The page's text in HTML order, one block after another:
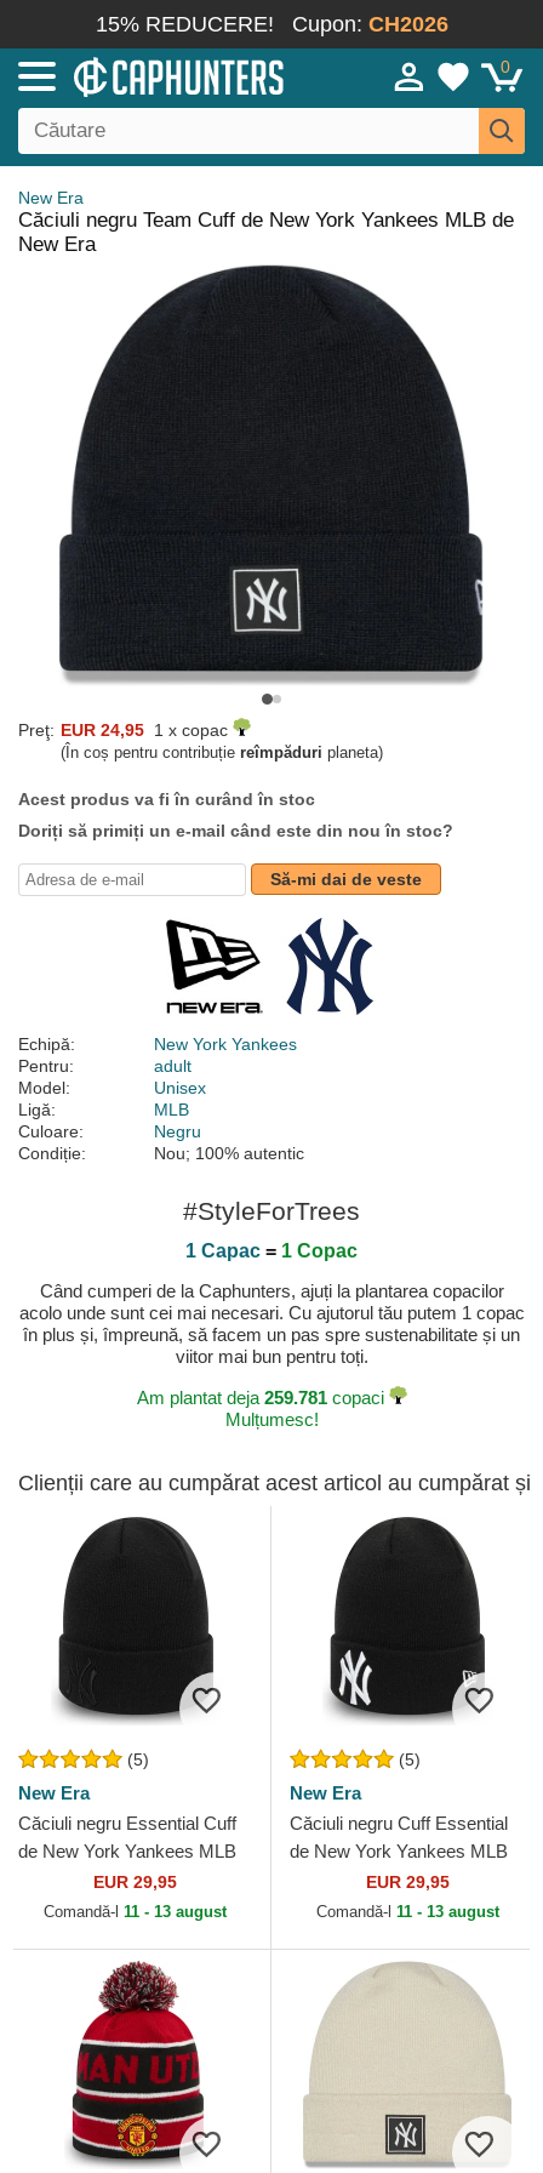
15% REDUCERE! Cupon: CH2026
0
New Era
Căciuli negru Team Cuff de New York Yankees MLB de
New Era
Preţ: EUR 24,95 1 x copac
(În coș pentru contribuție reîmpăduri planeta)
Acest produs va fi în curând în stoc
Doriți să primiți un e-mail când este din nou în stoc?
Să-mi dai de veste
Echipă:
New York Yankees
Pentru:
adult
Model:
Unisex
Ligă:
MLB
Culoare:
Negru
Condiție:
Nou; 100% autentic
#StyleForTrees
1 Capac = 1 Copac
Când cumperi de la Caphunters, ajuți la plantarea copacilor
acolo unde sunt cei mai necesari. Cu ajutorul tău putem 1 copac
în plus și, împreună, să facem un pas spre sustenabilitate și un
viitor mai bun pentru toți.
Am plantat deja 259.781copaci
Mulțumesc!
Clienții care au cumpărat acest articol au cumpărat și
(5)
New Era
Căciuli negru Essential Cuff
de New York Yankees MLB
de New EraEUR 29,95
Comandă-l 11 - 13 august
(5)
New Era
Căciuli negru Cuff Essential
de New York Yankees MLB
de New EraEUR 29,95
Comandă-l 11 - 13 august